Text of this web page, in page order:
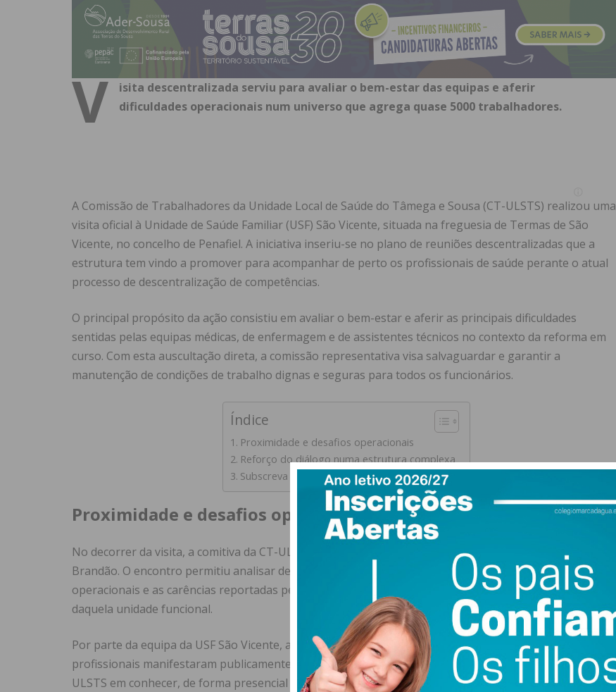
V
isita descentralizada serviu para avaliar o bem-estar das equipas e aferir
dificuldades operacionais num universo que agrega quase 5000 trabalhadores.
A Comissão de Trabalhadores da Unidade Local de Saúde do Tâmega e Sousa (CT-ULSTS) realizou uma
visita oficial à Unidade de Saúde Familiar (USF) São Vicente, situada na freguesia de Termas de São
Vicente, no concelho de Penafiel. A iniciativa inseriu-se no plano de reuniões descentralizadas que a
estrutura tem vindo a promover para acompanhar de perto os profissionais de saúde perante o atual
processo de descentralização de competências.
O principal propósito da ação consistiu em avaliar o bem-estar e aferir as principais dificuldades
sentidas pelas equipas médicas, de enfermagem e de assistentes técnicos no contexto da reforma em
curso. Com esta auscultação direta, a comissão representativa visa salvaguardar e garantir a
manutenção de condições de trabalho dignas e seguras para todos os funcionários.
Índice
Proximidade e desafios operacionais
Reforço do diálogo numa estrutura complexa
Subscreva a newsletter do Imediato
Proximidade e desafios operacionais
No decorrer da visita, a comitiva da CT-ULSTS reuniu-se com a Coordenadora da USF São Vicente, Vera
Brandão. O encontro permitiu analisar detalhadamente as preocupações locais, os desafios
operacionais e as carências reportadas pelos profissionais que asseguram o funcionamento diário
daquela unidade funcional.
Por parte da equipa da USF São Vicente, a iniciativa foi encarada com “grande satisfação”. Os
profissionais manifestaram publicamente o seu agradecimento pelo interesse demonstrado pela CT-
ULSTS em conhecer, de forma presencial e detalhada, a realidade e o quotidiano da instituição.